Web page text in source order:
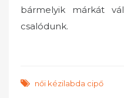
bármelyik márkát
csalódunk.
női kézilabda cipő